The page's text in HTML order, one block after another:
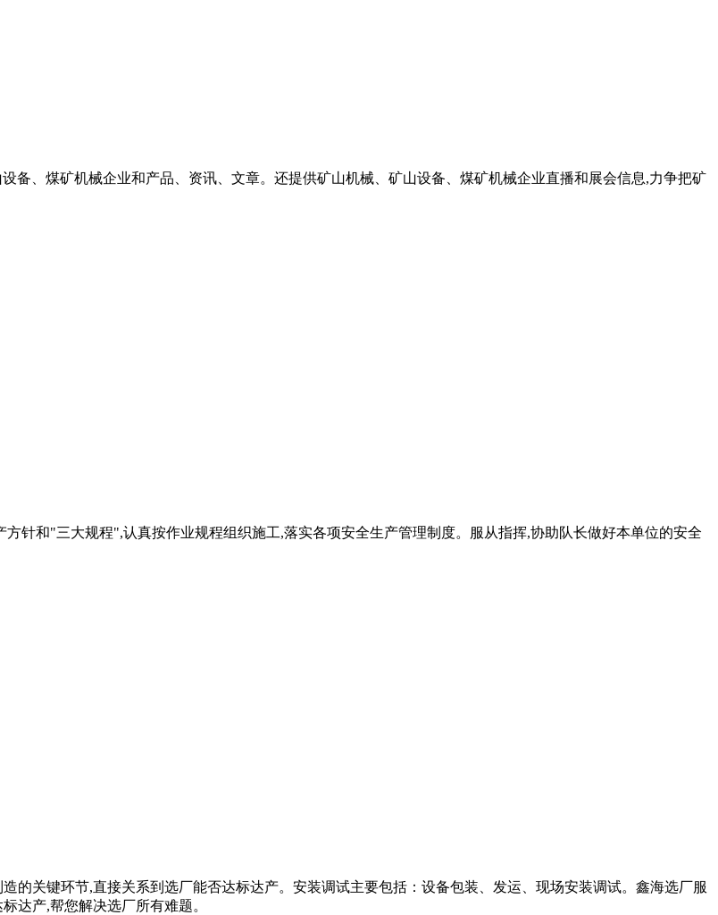
备、煤矿机械企业和产品、资讯、文章。还提供矿山机械、矿山设备、煤矿机械企业直播和展会信息,力争把矿
针和"三大规程",认真按作业规程组织施工,落实各项安全生产管理制度。服从指挥,协助队长做好本单位的安全
的关键环节,直接关系到选厂能否达标达产。安装调试主要包括：设备包装、发运、现场安装调试。鑫海选厂服
达产,帮您解决选厂所有难题。